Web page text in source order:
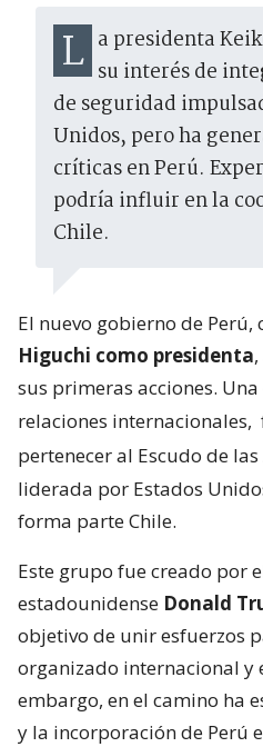
La presidenta Keiko Fujimori expresó su interés de
de seguridad
Unidos, pero ha
críticas en Perú.
podría influir en la
Chile.
El nuevo gobierno de Perú,
Higuchi como presidenta
sus primeras acciones.
relaciones internacionales,
pertenecer al Escudo de
liderada por Estados
forma parte Chile.
Este grupo fue creado por
estadounidense Donald
objetivo de unir esfuerzos
organizado internacional y
embargo, en el camino ha
y la incorporación de Perú